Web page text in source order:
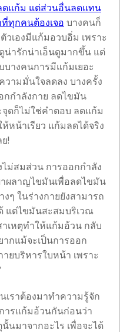
ดแก้ม แต่ส่วนอื่นลดแทน
ทุกคนต้องเจอบางคนก็
วเองมีแก้มอวบอิ่ม เพราะ
น่ารักน่าเอ็นดูมากขึ้น แต่
บางคนการมีแก้มเยอะ
วามมั่นใจลดลง บางครั้ง
กกำลังกาย ลดไขมัน
จุดก็ไม่ใช่คำตอบ ลดแก้ม
ห้หน้าเรียว แก้มลดได้จริง
!
ไม่สมส่วน การออกกำลัง
าผลาญไขมันเพื่อลดไขมัน
งๆ ในร่างกายยังสามารถ
แต่ไขมันสะสมบริเวณ
เหตุทำให้แก้มอ้วน กลับ
ากแม้จะเป็นการออก
ายบริหารใบหน้า เพราะ
เราต้องมาทำความรู้จัก
ารแก้มอ้วนกันก่อนว่า
นั้นมาจากอะไร เพื่อจะได้